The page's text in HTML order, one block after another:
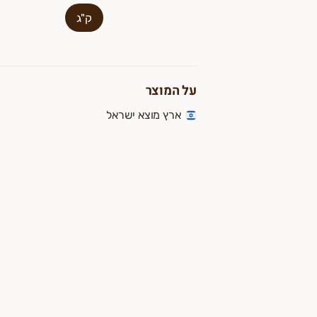
ק"ג
על המוצר
ארץ מוצא ישראל